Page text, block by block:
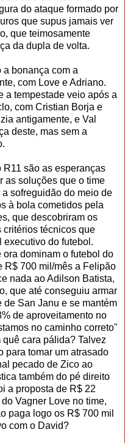
do ataque formado por
que supus jamais ver
que teimosamente
da dupla de volta.
bonança com a
com Love e Adriano.
a tempestade veio após a
com Cristian Borja e
antigamente, e Val
deste, mas sem a
R11 são as esperanças
as soluções que o time
sofreguidão do meio de
à bola cometidos pela
que descobriram os
técnicos que
executivo do futebol.
dominam o futebol do
R$ 700 mil/mês a Felipão
nada ao Adilson Batista,
que até conseguiu armar
de San Janu e se mantém
de aproveitamento no
no caminho correto"
cara pálida? Talvez
para tomar um atrasado
pecado de Zico ao
também do pé direito
a proposta de R$ 22
Vagner Love no time,
paga logo os R$ 700 mil
com o David?